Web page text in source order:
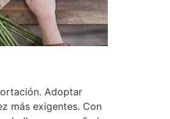
Adoptar
más exigentes. Con